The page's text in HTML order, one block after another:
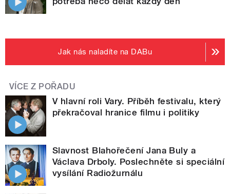
Jak nás naladíte na DABu
VÍCE Z POŘADU
V hlavní roli Vary. Příběh festivalu, který
překračoval hranice filmu i politiky
Slavnost Blahořečení Jana Buly a
Václava Drboly. Poslechněte si speciální
vysílání Radiožurnálu